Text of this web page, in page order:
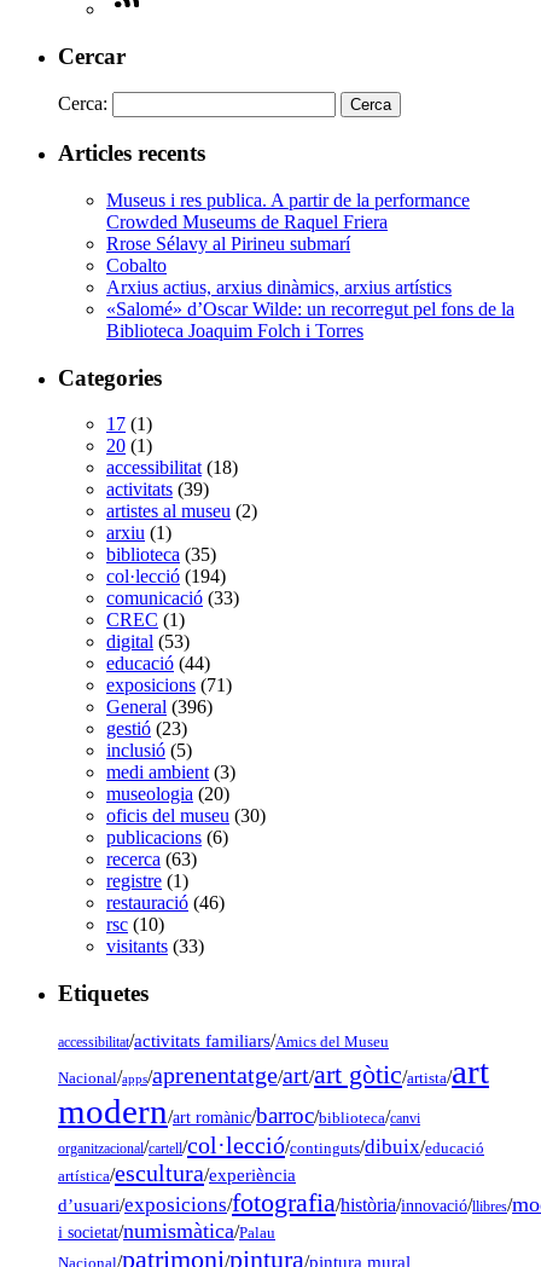
Cercar
Cerca:
Articles recents
Museus i res publica. A partir de la performance
Crowded Museums de Raquel Friera
Rrose Sélavy al Pirineu submarí
Cobalto
Arxius actius, arxius dinàmics, arxius artístics
«Salomé» d’Oscar Wilde: un recorregut pel fons de la
Biblioteca Joaquim Folch i Torres
Categories
17 (1)
20 (1)
accessibilitat (18)
activitats (39)
artistes al museu (2)
arxiu (1)
biblioteca (35)
col·lecció (194)
comunicació (33)
CREC (1)
digital (53)
educació (44)
exposicions (71)
General (396)
gestió (23)
inclusió (5)
medi ambient (3)
museologia (20)
oficis del museu (30)
publicacions (6)
recerca (63)
registre (1)
restauració (46)
rsc (10)
visitants (33)
Etiquetes
accessibilitat/activitats familiars/Amics del Museu
Nacional/apps/aprenentatge/art/art gòtic/artista/art
modern/art romànic/barroc/biblioteca/canvi
organitzacional/cartell/col·lecció/continguts/dibuix/educació
artística/escultura/experiència
d’usuari/exposicions/fotografia/història/innovació/llibres/
i societat/numismàtica/Palau
Nacional/patrimoni/pintura/pintura mural